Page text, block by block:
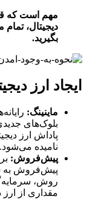
مهم است که
دیجیتال،
بگیرید.
ایجاد ارز
ماینینگ:
بلوک‌های
پاداش ارز
نامیده می‌شود.
پیش‌فروش:
پیش‌فروش به
روش،
مقداری از